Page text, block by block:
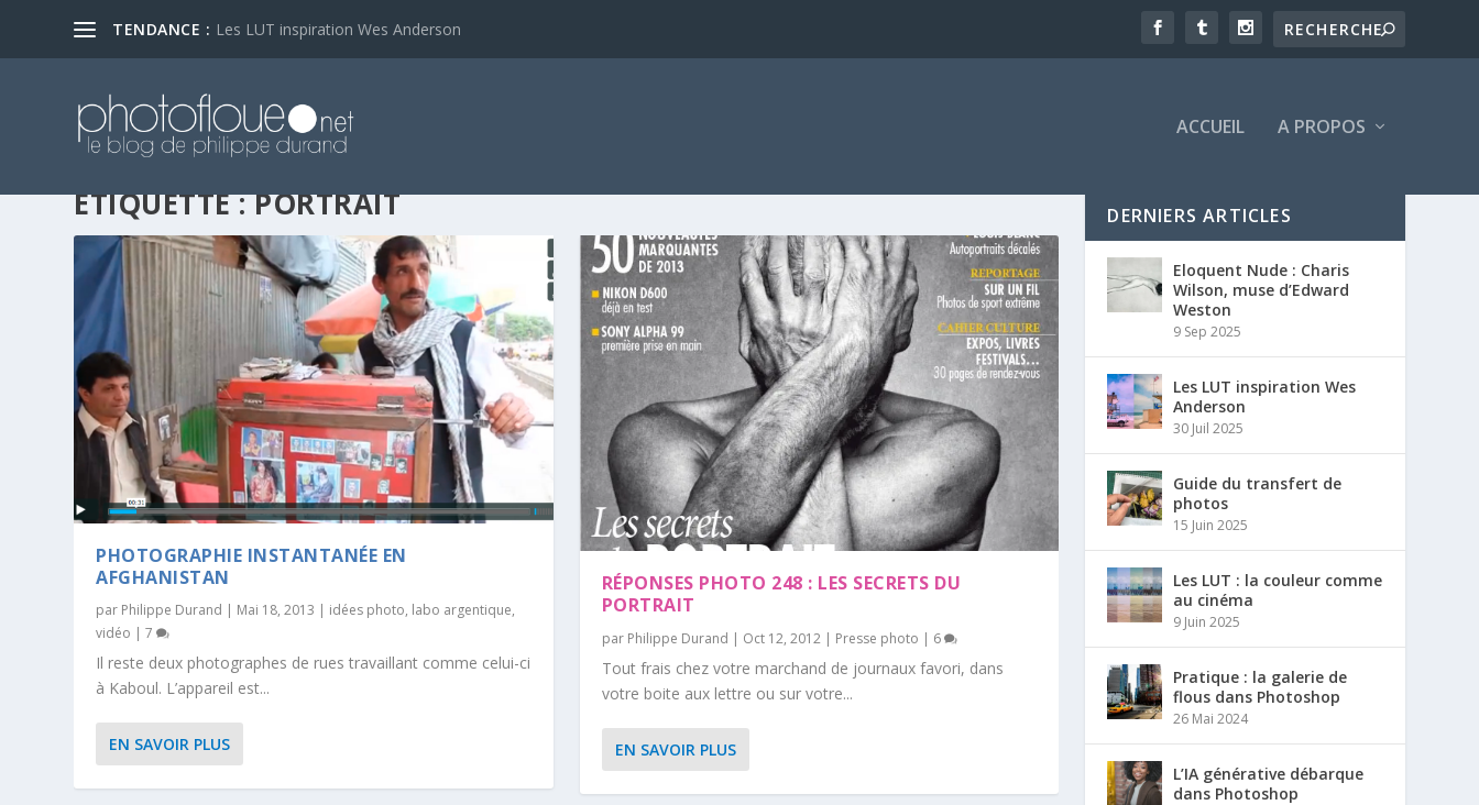
TENDANCE : Les LUT inspiration Wes Anderson
ACCUEIL A PROPOS
ÉTIQUETTE :PORTRAIT
PHOTOGRAPHIE INSTANTANÉE EN
AFGHANISTAN
par Philippe Durand | Mai 18, 2013 | idées photo, labo argentique,
vidéo |7
Il reste deux photographes de rues travaillant comme celui-ci
à Kaboul. L’appareil est...
EN SAVOIR PLUS
RÉPONSES PHOTO 248 : LES SECRETS DU
PORTRAIT
par Philippe Durand | Oct 12, 2012| Presse photo | 6
Tout frais chez votre marchand de journaux favori, dans
votre boite aux lettre ou sur votre...
EN SAVOIR PLUS
DERNIERS ARTICLES
Eloquent Nude : Charis
Wilson, muse d’Edward
Weston
9 Sep 2025
Les LUT inspiration Wes
Anderson
30 Juil 2025
Guide du transfert de
photos
15 Juin 2025
Les LUT : la couleur comme
au cinéma
9 Juin 2025
Pratique : la galerie de
flous dans Photoshop
26 Mai 2024
L’IA générative débarque
dans Photoshop